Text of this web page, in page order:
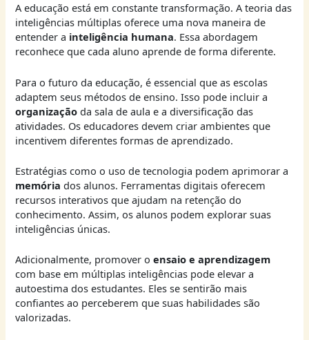
A educação está em constante transformação. A teoria das
inteligências múltiplas oferece uma nova maneira de
entender a inteligência humana. Essa abordagem
reconhece que cada aluno aprende de forma diferente.
Para o futuro da educação, é essencial que as escolas
adaptem seus métodos de ensino. Isso pode incluir a
organização da sala de aula e a diversificação das
atividades. Os educadores devem criar ambientes que
incentivem diferentes formas de aprendizado.
Estratégias como o uso de tecnologia podem aprimorar a
memória dos alunos. Ferramentas digitais oferecem
recursos interativos que ajudam na retenção do
conhecimento. Assim, os alunos podem explorar suas
inteligências únicas.
Adicionalmente, promover oensaio e aprendizagem
com base em múltiplas inteligências pode elevar a
autoestima dos estudantes. Eles se sentirão mais
confiantes ao perceberem que suas habilidades são
valorizadas.